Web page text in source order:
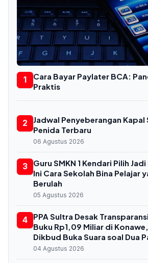
1
Cara Bayar Paylater BCA:
Praktis
2
Jadwal Penyeberangan Kapal
Penida Terbaru
06 Agustus 2026
3
Guru SMKN 1 Kendari Pilih
Ini Cara Sekolah Bina Pelajar
Berulah
05 Agustus 2026
4
PPA Sultra Desak
Buku Rp1,09 Miliar di
Dikbud Buka Suara soal Dua
04 Agustus 2026